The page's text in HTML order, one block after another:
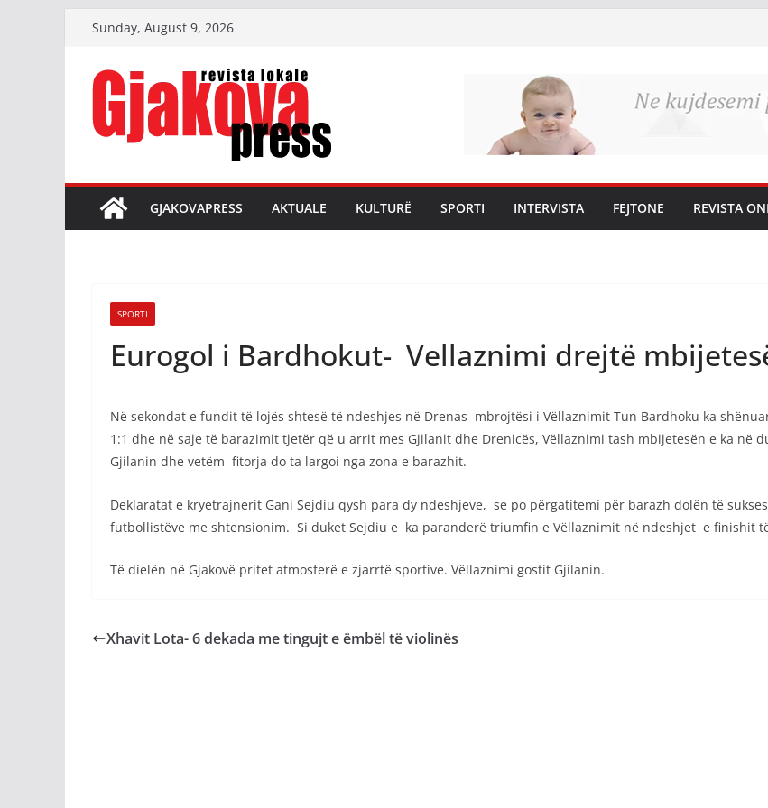
content
Sunday, August 9, 2026
GJAKOVAPRESS AKTUALE KULTURË SPORTI INTERVISTA FEJTONE REVISTA
SPORTI
Eurogol i Bardhokut- Vellaznimi drejtë
Në sekondat e fundit të lojës shtesë të ndeshjes në Drenas mbrojtësi i Vëllaznimit Tun Bardhoku ka
1:1 dhe në saje të barazimit tjetër që u arrit mes Gjilanit dhe Drenicës, Vëllaznimi tash mbijetesën e ka në
Gjilanin dhe vetëm fitorja do ta largoi nga zona e barazhit.
Deklaratat e kryetrajnerit Gani Sejdiu qysh para dy ndeshjeve, se po përgatitemi për barazh dolën të
futbollistëve me shtensionim. Si duket Sejdiu e ka paranderë triumfin e Vëllaznimit në ndeshjet e finishit
Të dielën në Gjakovë pritet atmosferë e zjarrtë sportive. Vëllaznimi gostit Gjilanin.
Xhavit Lota- 6 dekada me tingujt e ëmbël të violinës